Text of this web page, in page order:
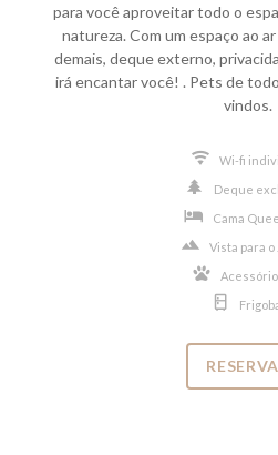
para você aproveitar todo o
natureza. Com um espaço ao
demais, deque externo,
irá encantar você! . Pets de
vindos.
Wi-fi
Deque
Cama
Vista para o